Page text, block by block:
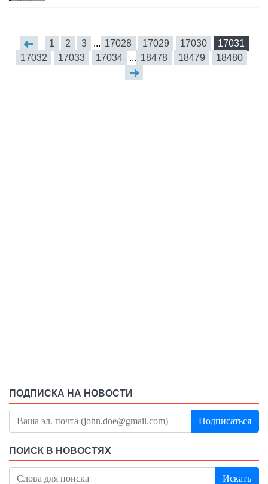
1 2 3 ... 17028 17029 17030
17031
17032
17033 17034 ... 18478 18479 18480
ПОДПИСКА НА НОВОСТИ
Подписаться
ПОИСК В НОВОСТЯХ
Искать